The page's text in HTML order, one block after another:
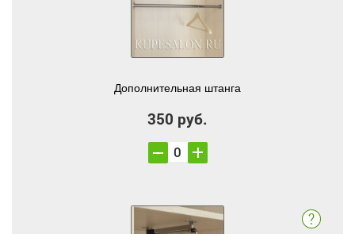
Дополнительная штанга
350 руб.